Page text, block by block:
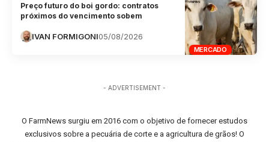
MERCADO
Preço futuro do boi gordo: contratos
próximos do vencimento sobem
IVAN FORMIGONI05/08/2026
- ADVERTISEMENT -
O FarmNews surgiu em 2016 com o objetivo de fornecer estudos
exclusivos sobre a pecuária de corte e a agricultura de grãos! O